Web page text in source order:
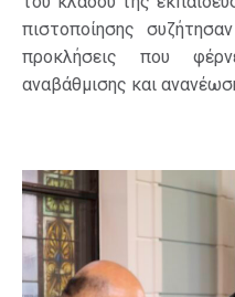
πιστοποίησης
προκλήσεις που
αναβάθμισης και